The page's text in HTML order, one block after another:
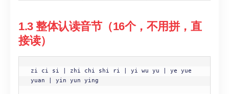
1.3 整体认读音节（16个，不用拼，直
接读）
zi ci si | zhi chi shi ri | yi wu yu | ye yue
yuan | yin yun ying